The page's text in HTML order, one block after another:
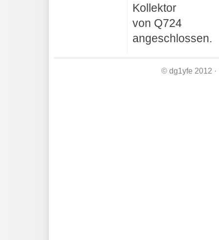
Kollektor
von Q724
angeschlossen.
© dg1yfe 2012